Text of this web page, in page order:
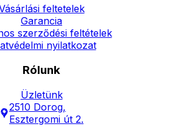
feltetelek
Garancia
szerződési feltételek
nyilatkozat
Rólunk
Üzletünk
2510 Dorog,
Esztergomi út 2.